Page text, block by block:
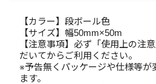
【カラー】段ボール色
【サイズ】幅50mm×50m
【注意事項】必ず「使用上の注
だいてからご利用ください。
※予告無くパッケージや仕様等が
ます。